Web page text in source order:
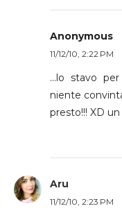
Anonymous
11/12/10, 2:22 PM
...lo stavo
niente
presto!!! XD
Aru
11/12/10, 2:23 PM